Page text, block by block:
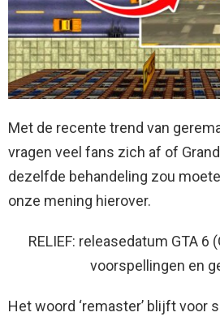
Met de recente trend van
vragen veel fans zich af of
dezelfde behandeling zou
onze mening hierover.
RELIEF: releasedatum GTA 6
voorspellingen en
Het woord ‘remaster’ blijft voor